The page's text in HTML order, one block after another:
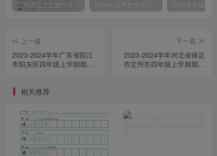
三年级语文上册一字三描红写字表字帖 2024年高考数学试卷（文）（全国甲卷）（空白卷）
上一篇
2023-2024学年广东省阳江
市阳东区四年级上学期期中
下一篇
2023-2024学年河北省保定
市定州市四年级上学期期末
相关推荐